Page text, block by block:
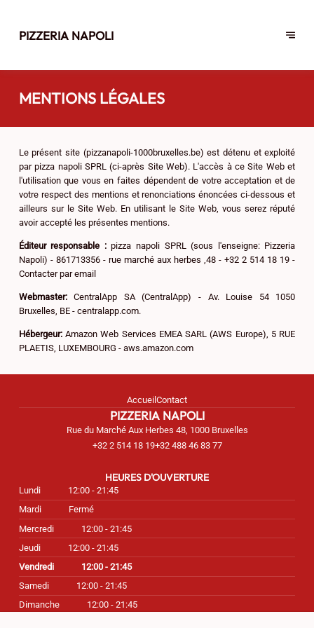
PIZZERIA NAPOLI
MENTIONS LÉGALES
Le présent site (pizzanapoli-1000bruxelles.be) est détenu et exploité
par pizza napoli SPRL (ci-après Site Web). L'accès à ce Site Web et
l'utilisation que vous en faites dépendent de votre acceptation et de
votre respect des mentions et renonciations énoncées ci-dessous et
ailleurs sur le Site Web. En utilisant le Site Web, vous serez réputé
avoir accepté les présentes mentions.
Éditeur responsable :pizza napoli SPRL (sous l'enseigne: Pizzeria
Napoli) - 861713356 - rue marché aux herbes ,48 - +32 2 514 18 19 -
Contacter par email
Webmaster:CentralApp SA (CentralApp) - Av. Louise 54 1050
Bruxelles, BE - centralapp.com.
Hébergeur:Amazon Web Services EMEA SARL (AWS Europe), 5 RUE
PLAETIS, LUXEMBOURG - aws.amazon.com
AccueilContact
PIZZERIA NAPOLI
Rue du Marché Aux Herbes 48, 1000 Bruxelles
+32 2 514 18 19+32 488 46 83 77
HEURES D'OUVERTURE
Lundi
12:00 - 21:45
Mardi
Fermé
Mercredi
12:00 - 21:45
Jeudi
12:00 - 21:45
Vendredi
12:00 - 21:45
Samedi
12:00 - 21:45
Dimanche
12:00 - 21:45